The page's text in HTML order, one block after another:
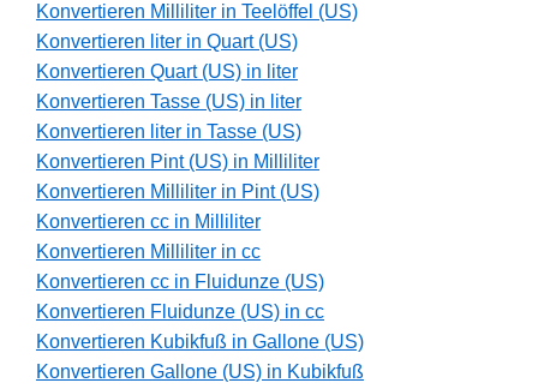
Konvertieren Milliliter in Teelöffel (US)
Konvertieren liter in Quart (US)
Konvertieren Quart (US) in liter
Konvertieren Tasse (US) in liter
Konvertieren liter in Tasse (US)
Konvertieren Pint (US) in Milliliter
Konvertieren Milliliter in Pint (US)
Konvertieren cc in Milliliter
Konvertieren Milliliter in cc
Konvertieren cc in Fluidunze (US)
Konvertieren Fluidunze (US) in cc
Konvertieren Kubikfuß in Gallone (US)
Konvertieren Gallone (US) in Kubikfuß